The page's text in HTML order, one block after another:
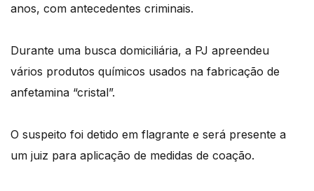
anos, com antecedentes criminais.
Durante uma busca domiciliária, a PJ apreendeu
vários produtos químicos usados na fabricação de
anfetamina “cristal”.
O suspeito foi detido em flagrante e será presente a
um juiz para aplicação de medidas de coação.